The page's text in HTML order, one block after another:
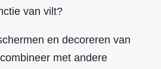
van vilt?
en decoreren van
met andere